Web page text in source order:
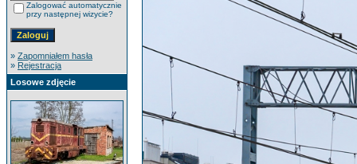
Zalogować automatycznie
przy następnej wizycie?
» Zapomniałem hasła
» Rejestracja
Losowe zdjęcie